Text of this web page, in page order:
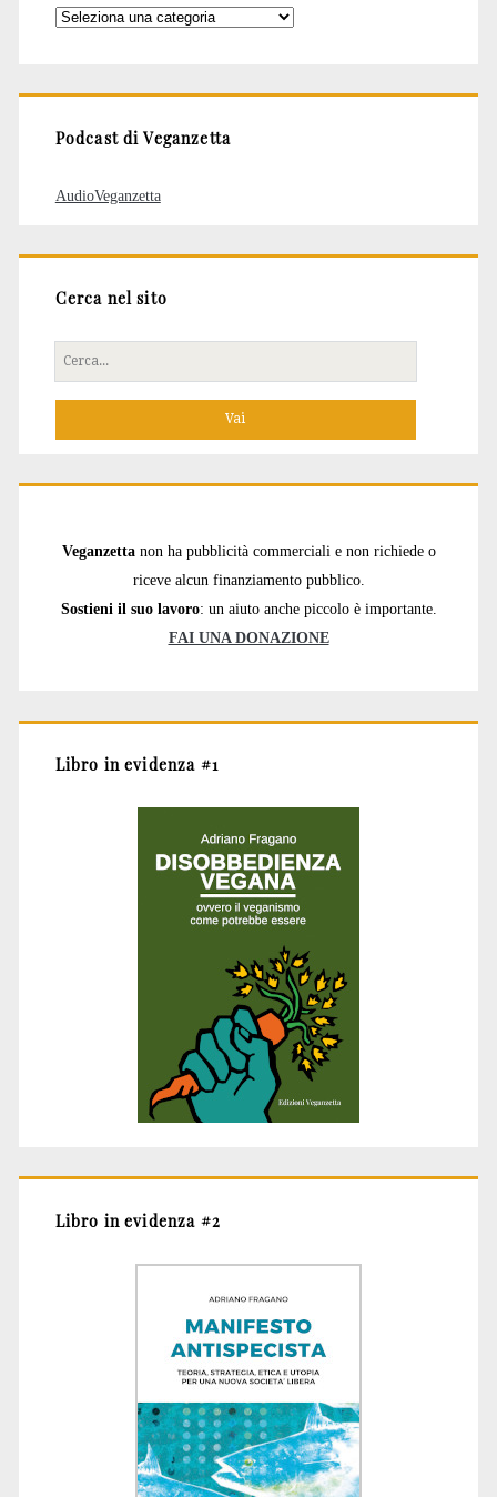
Categorie
Podcast di Veganzetta
AudioVeganzetta
Cerca nel sito
Cerca
per:
Veganzetta non ha pubblicità commerciali e non richiede o
riceve alcun finanziamento pubblico.
Sostieni il suo lavoro: un aiuto anche piccolo è importante.
FAI UNA DONAZIONE
Libro in evidenza #1
Libro in evidenza #2